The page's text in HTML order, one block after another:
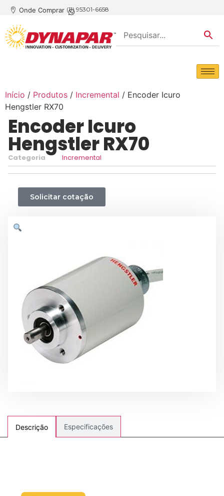
Onde Comprar (11) 95301-6658
Início / Produtos / Incremental / Encoder Icuro
Hengstler RX70
Encoder Icuro
Hengstler RX70
Categoria Incremental
Solicitar cotação
Descrição Especificações